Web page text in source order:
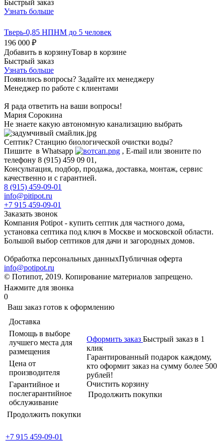
Быстрый заказ
Узнать больше
Тверь-0,85 НПНМ до 5 человек
196 000 ₽
Добавить в корзинуТовар в корзине
Быстрый заказ
Узнать больше
Появились вопросы? Задайте их менеджеру
Менеджер по работе с клиентами
Я рада ответить на ваши вопросы!
Мария Сорокина
Не знаете какую автономную канализацию выбрать
Септик? Станцию биологической очистки воды?
Пишите в Whatsapp
, E-mail или звоните по
телефону 8 (915) 459 09 01,
Консультация, подбор, продажа, доставка, монтаж, сервис
качественно и с гарантией.
8 (915) 459-09-01
info@pitipot.ru
+7 915 459-09-01
Заказать звонок
Компания Potipot - купить септик для частного дома,
установка септика под ключ в Москве и московской области.
Большой выбор септиков для дачи и загородных домов.
Обработка персональных данныхПубличная оферта
info@potipot.ru
© Потипот, 2019. Копирование материалов запрещено.
Нажмите для звонка
0
Ваш заказ готов к оформлению
Доставка
Помощь в выборе
лучшего места для
размещения
Цена от
производителя
Гарантийное и
послегарантийное
обслуживание
Продолжить покупки
Оформить заказ Быстрый заказ в 1
клик
Гарантированный подарок каждому,
кто оформит заказ на сумму более 500
рублей!
Очистить корзину
Продолжить покупки
+7 915 459-09-01